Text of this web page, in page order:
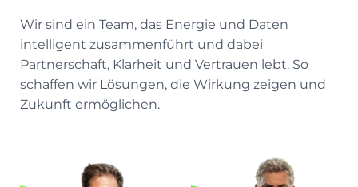
Wir sind ein Team, das Energie und Daten
intelligent zusammenführt und dabei
Partnerschaft, Klarheit und Vertrauen lebt. So
schaffen wir Lösungen, die Wirkung zeigen und
Zukunft ermöglichen.